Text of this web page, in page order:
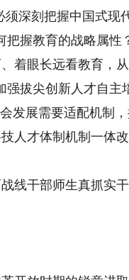
深刻把握中国式现
握教育的战略属性
着眼长远看教育，
拔尖创新人才自主
发展需要适配机制
人才体制机制一体
干部师生真抓实